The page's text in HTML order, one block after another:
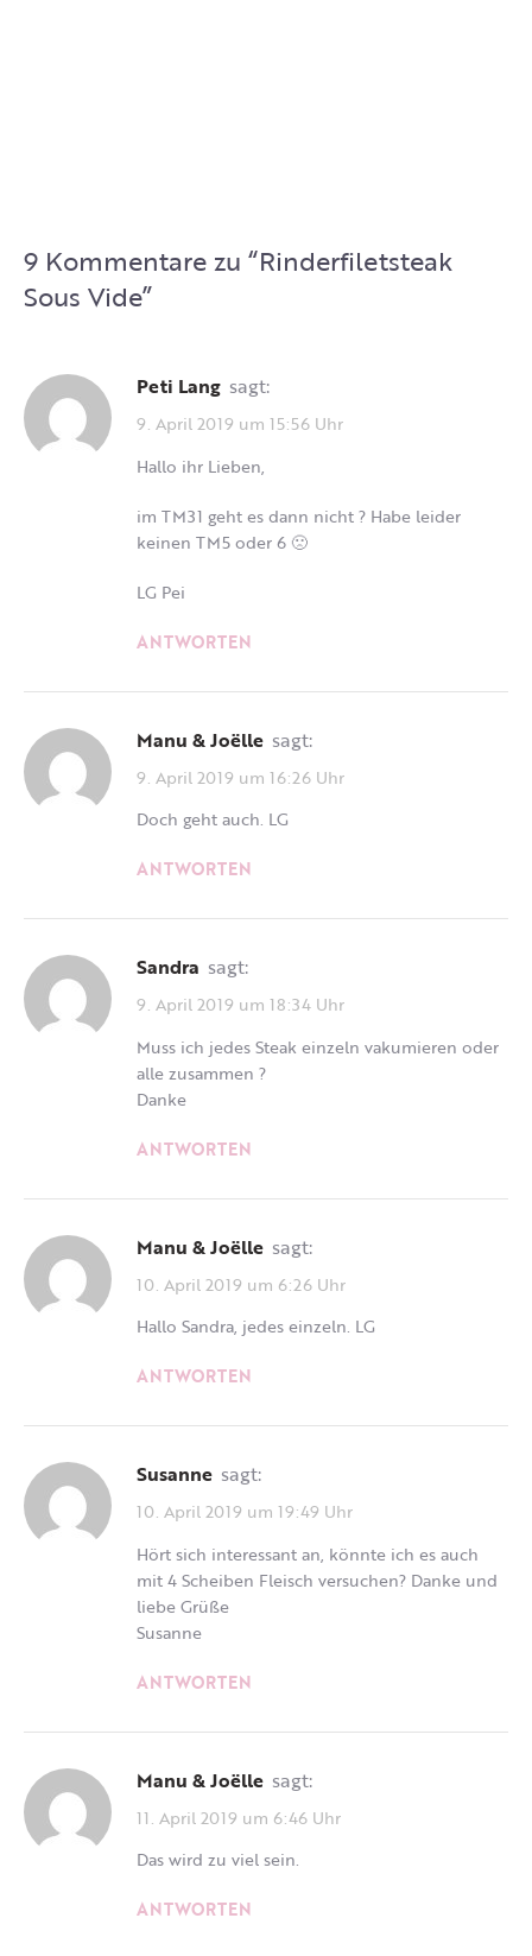
9 Kommentare zu “Rinderfiletsteak
Sous Vide”
Peti Lang sagt:
9. April 2019 um 15:56 Uhr
Hallo ihr Lieben,
im TM31 geht es dann nicht ? Habe leider
keinen TM5 oder 6 🙁
LG Pei
ANTWORTEN
Manu & Joëlle sagt:
9. April 2019 um 16:26 Uhr
Doch geht auch. LG
ANTWORTEN
Sandra sagt:
9. April 2019 um 18:34 Uhr
Muss ich jedes Steak einzeln vakumieren oder
alle zusammen ?
Danke
ANTWORTEN
Manu & Joëlle sagt:
10. April 2019 um 6:26 Uhr
Hallo Sandra, jedes einzeln. LG
ANTWORTEN
Susanne sagt:
10. April 2019 um 19:49 Uhr
Hört sich interessant an, könnte ich es auch
mit 4 Scheiben Fleisch versuchen? Danke und
liebe Grüße
Susanne
ANTWORTEN
Manu & Joëlle sagt:
11. April 2019 um 6:46 Uhr
Das wird zu viel sein.
ANTWORTEN